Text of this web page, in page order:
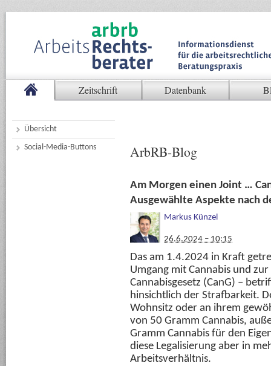
Zeitschrift Datenbank
Übersicht
Social-Media-Buttons
ArbRB-Blog
Am Morgen einen Joint …
Ausgewählte Aspekte nach
Markus Künzel
26.6.2024 – 10:15
Das am 1.4.2024 in Kraft
Umgang mit Cannabis und
Cannabisgesetz (CanG) –
hinsichtlich der Strafbarkeit.
Wohnsitz oder an ihrem
von 50 Gramm Cannabis,
Gramm Cannabis für den
diese Legalisierung aber in
Arbeitsverhältnis.